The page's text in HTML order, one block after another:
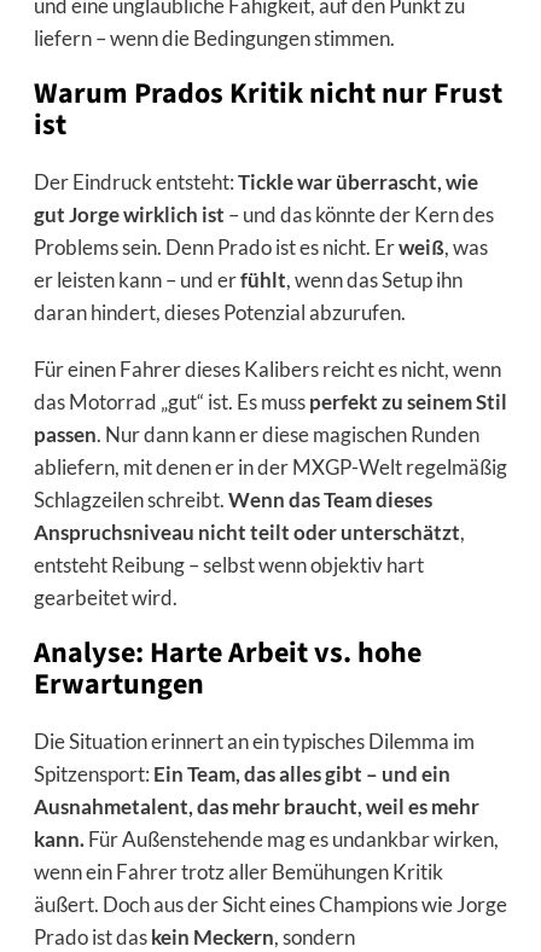
und eine unglaubliche Fähigkeit, auf den Punkt zu
liefern – wenn die Bedingungen stimmen.
Warum Prados Kritik nicht nur Frust
ist
Der Eindruck entsteht:Tickle war überrascht, wie
gut Jorge wirklich ist – und das könnte der Kern des
Problems sein. Denn Prado ist es nicht. Erweiß, was
er leisten kann – und erfühlt, wenn das Setup ihn
daran hindert, dieses Potenzial abzurufen.
Für einen Fahrer dieses Kalibers reicht es nicht, wenn
das Motorrad „gut“ ist. Es mussperfekt zu seinem Stil
passen. Nur dann kann er diese magischen Runden
abliefern, mit denen er in der MXGP-Welt regelmäßig
Schlagzeilen schreibt.Wenn das Team dieses
Anspruchsniveau nicht teilt oder unterschätzt,
entsteht Reibung – selbst wenn objektiv hart
gearbeitet wird.
Analyse: Harte Arbeit vs. hohe
Erwartungen
Die Situation erinnert an ein typisches Dilemma im
Spitzensport: Ein Team, das alles gibt – und ein
Ausnahmetalent, das mehr braucht, weil es mehr
kann.Für Außenstehende mag es undankbar wirken,
wenn ein Fahrer trotz aller Bemühungen Kritik
äußert. Doch aus der Sicht eines Champions wie Jorge
Prado ist daskein Meckern, sondern